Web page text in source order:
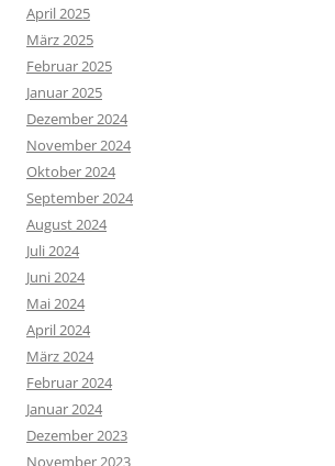
April 2025
März 2025
Februar 2025
Januar 2025
Dezember 2024
November 2024
Oktober 2024
September 2024
August 2024
Juli 2024
Juni 2024
Mai 2024
April 2024
März 2024
Februar 2024
Januar 2024
Dezember 2023
November 2023